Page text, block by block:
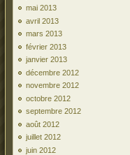
mai 2013
avril 2013
mars 2013
février 2013
janvier 2013
décembre 2012
novembre 2012
octobre 2012
septembre 2012
août 2012
juillet 2012
juin 2012